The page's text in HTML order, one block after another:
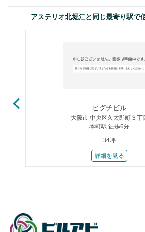
アステリオ北堀江と同じ最寄り駅で
ヒグチビル
大阪市 中央区久太郎町３丁
本町駅 徒歩6分
34坪
詳細を見る